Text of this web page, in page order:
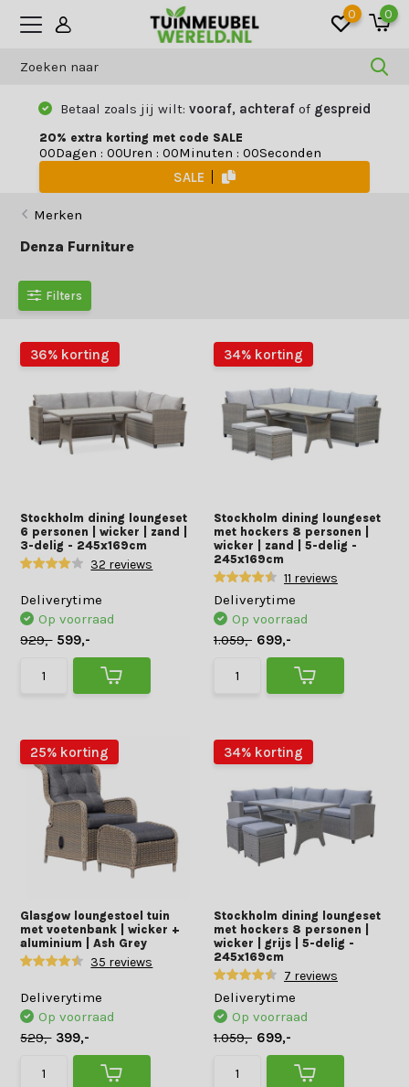
0 0
Betaal zoals jij wilt:vooraf, achterafof gespreid
20% extra korting met code SALE
00Dagen : 00Uren : 00Minuten : 00Seconden
SALE
Merken
Denza Furniture
Filters
36% korting
Stockholm dining loungeset
6 personen | wicker | zand |
3-delig - 245x169cm
32 reviews
Deliverytime
Op voorraad
929,- 599,-
34% korting
Stockholm dining loungeset
met hockers 8 personen |
wicker | zand | 5-delig -
245x169cm
11 reviews
Deliverytime
Op voorraad
1.059,- 699,-
25% korting
Glasgow loungestoel tuin
met voetenbank | wicker +
aluminium | Ash Grey
35 reviews
Deliverytime
Op voorraad
529,- 399,-
34% korting
Stockholm dining loungeset
met hockers 8 personen |
wicker | grijs | 5-delig -
245x169cm
7 reviews
Deliverytime
Op voorraad
1.059,- 699,-